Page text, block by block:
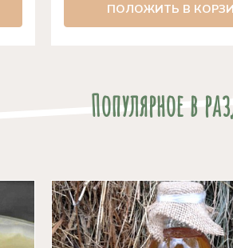
ПОЛОЖИТЬ В
Популярное в